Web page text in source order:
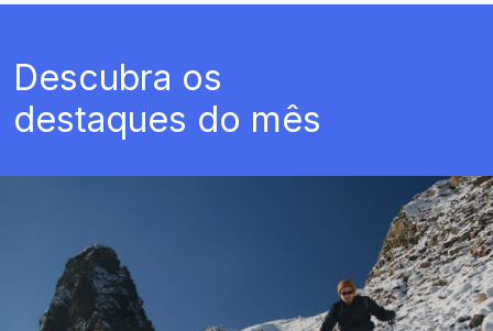
Descubra os
destaques do mês